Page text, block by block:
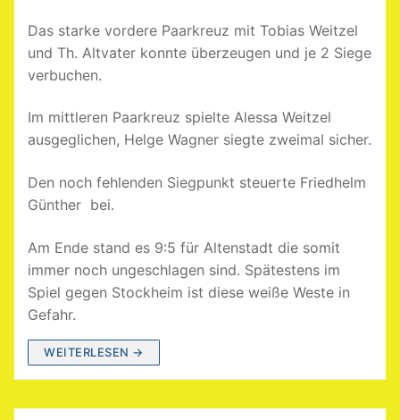
Das starke vordere Paarkreuz mit Tobias Weitzel
und Th. Altvater konnte überzeugen und je 2 Siege
verbuchen.
Im mittleren Paarkreuz spielte Alessa Weitzel
ausgeglichen, Helge Wagner siegte zweimal sicher.
Den noch fehlenden Siegpunkt steuerte Friedhelm
Günther bei.
Am Ende stand es 9:5 für Altenstadt die somit
immer noch ungeschlagen sind. Spätestens im
Spiel gegen Stockheim ist diese weiße Weste in
Gefahr.
WEITERLESEN →